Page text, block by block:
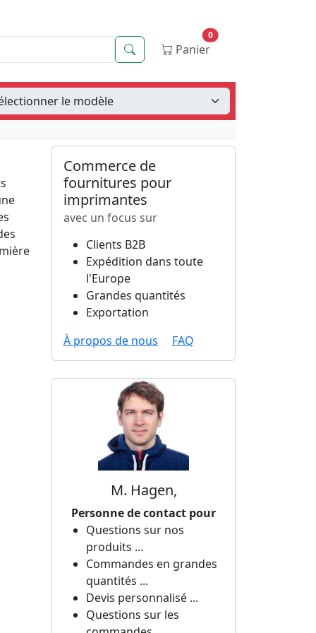
RecherchePanier
0
Commerce de
fournitures pour
imprimantes
avec un focus sur
Clients B2B
Expédition dans toute
l'Europe
Grandes quantités
Exportation
À propos de nous
FAQ
M. Hagen,
Personne de contact pour
Questions sur nos
produits ...
Commandes en grandes
quantités ...
Devis personnalisé ...
Questions sur les